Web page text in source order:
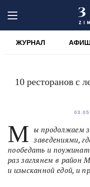
ЖУРНАЛ
10 ресторанов с
М ы продолжаем
заведениями,
пообедать и
раз заглянем в район
и изысканной едой, и